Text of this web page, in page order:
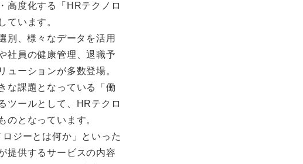
高度化する「HRテクノロ
ています。
別、様々なデータを活用
社員の健康管理、退職予
ューションが多数登場。
な課題となっている「働
ツールとして、HRテクロ
のとなっています。
ジーとは何か」といった
提供するサービスの内容